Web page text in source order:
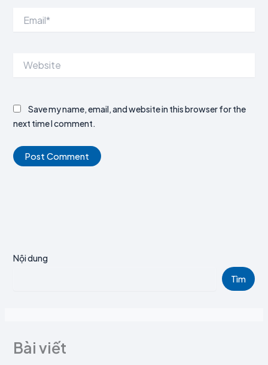
Save my name, email, and website in this browser for the
next time I comment.
Nội dung
Tìm
Bài viết